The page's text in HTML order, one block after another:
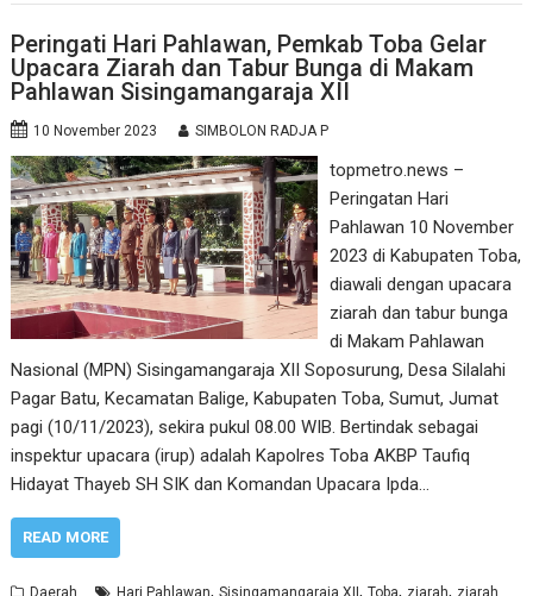
Peringati Hari Pahlawan, Pemkab Toba Gelar
Upacara Ziarah dan Tabur Bunga di Makam
Pahlawan Sisingamangaraja XII
10 November 2023 SIMBOLON RADJA P
topmetro.news –
Peringatan Hari
Pahlawan 10 November
2023 di Kabupaten Toba,
diawali dengan upacara
ziarah dan tabur bunga
di Makam Pahlawan
Nasional (MPN) Sisingamangaraja XII Soposurung, Desa Silalahi
Pagar Batu, Kecamatan Balige, Kabupaten Toba, Sumut, Jumat
pagi (10/11/2023), sekira pukul 08.00 WIB. Bertindak sebagai
inspektur upacara (irup) adalah Kapolres Toba AKBP Taufiq
Hidayat Thayeb SH SIK dan Komandan Upacara Ipda…
READ MORE
Daerah Hari Pahlawan,Sisingamangaraja XII,Toba, ziarah, ziarah